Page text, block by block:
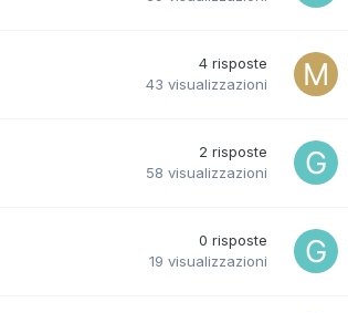
4 risposte
43 visualizzazioni
2 risposte
58 visualizzazioni
0 risposte
19 visualizzazioni